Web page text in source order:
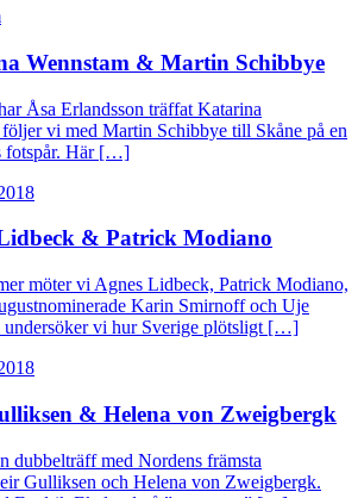
Wennstam & Martin Schibbye
Åsa Erlandsson träffat Katarina
vi med Martin Schibbye till Skåne på en
fotspår. Här […]
& Patrick Modiano
möter vi Agnes Lidbeck, Patrick Modiano,
Karin Smirnoff och Uje
undersöker vi hur Sverige plötsligt […]
& Helena von Zweigbergk
dubbelträff med Nordens främsta
Gulliksen och Helena von Zweigbergk.